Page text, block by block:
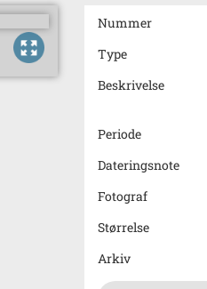
Nummer
Type
Beskrivelse
Periode
Dateringsnote
Fotograf
Størrelse
Arkiv